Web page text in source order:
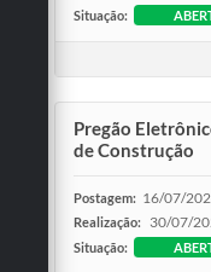
Situação:
Pregão
de Construção
Postagem: 16/07/
Realização: 30/07/
Situação: